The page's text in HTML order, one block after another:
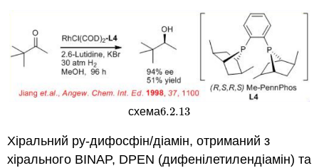
схема6.2.13
6.2.13
Хіральний ру-дифосфін/діамін, отриманий з
хірального BINAP, DPEN (дифенілетилендіамін) та